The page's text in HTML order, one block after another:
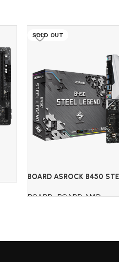
SOLD OUT
BOARD ASROCK B450
BOARD,BOARD AMD